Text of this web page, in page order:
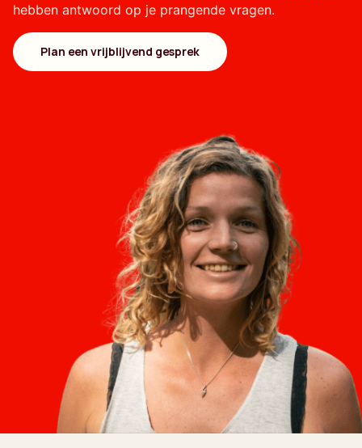
hebben antwoord op je prangende vragen.
Plan een vrijblijvend gesprek